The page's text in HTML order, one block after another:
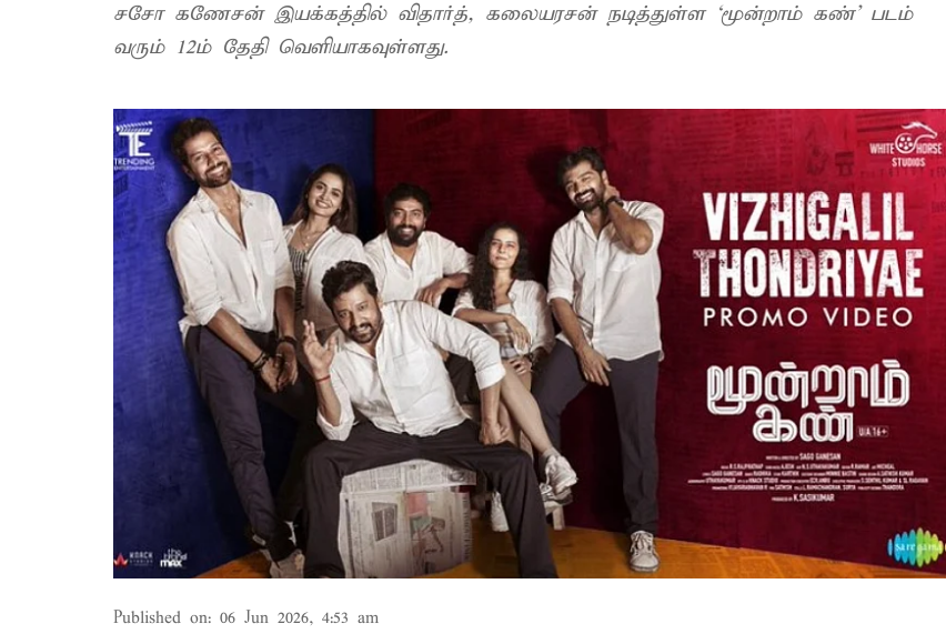
சசோ கணேசன் இயக்கத்தில் விதார்த், கலையரசன் நடித்துள்ள ‘மூன்றாம் கண்’ படம்
வரும் 12ம் தேதி வெளியாகவுள்ளது.
Published on: 06 Jun 2026, 4:53 am